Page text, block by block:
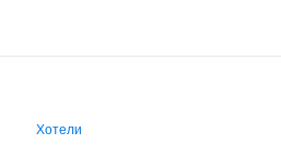
Хотели